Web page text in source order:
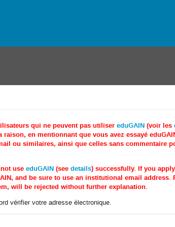
qui ne peuvent pas utiliser eduGAIN (voir les
en mentionnant que vous avez essayé
ou similaires, ainsi que celles sans commentaire
use eduGAIN (see details) successfully. If you
and be sure to use an institutional email
will be rejected without further explanation.
vérifier votre adresse électronique.